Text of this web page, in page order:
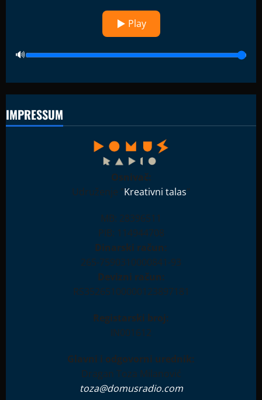
▶ Play
IMPRESSUM
Osnivač:
Udruženje "Kreativni talas"
MB: 28396511
PIB: 114944708
Dinarski račun:
265-7590310000841-93
Devizni račun:
RS35265100000123897181
Registarski broj:
IN001612
Glavni i odgovorni urednik:
Dragan Toza Milanović
toza@domusradio.com